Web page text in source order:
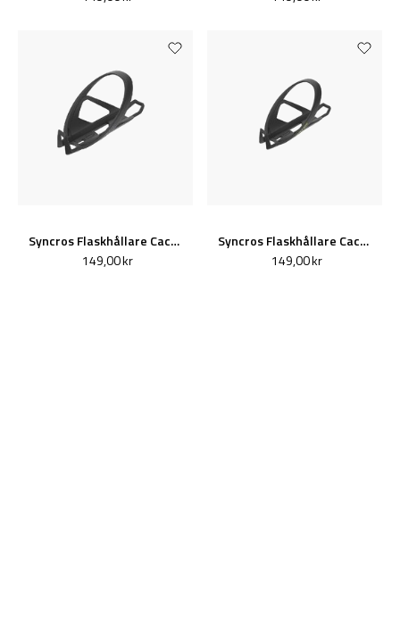
Syncros Flaskhållare Cache cage 2.0 Svart/Blå
149,00 kr
Syncros Flaskhållare Cache cage 2.0 Svart/Gul
149,00 kr